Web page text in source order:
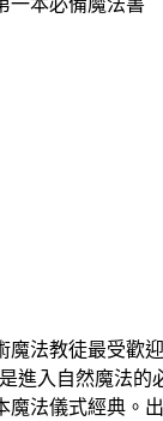
法教徒最受歡
進入自然魔法的
法儀式經典。